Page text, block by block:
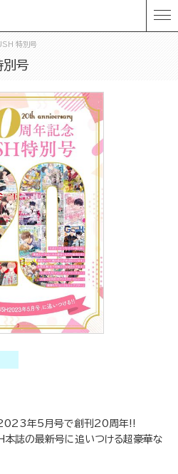
特別号
号
2023年5月号で創刊20周年!!
本誌の最新号に追いつける超豪華な